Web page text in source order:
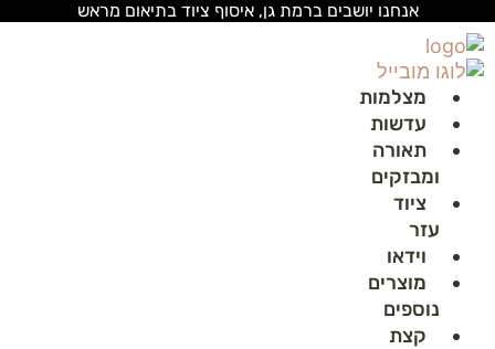
לתוכן
אנחנו יושבים ברמת גן, איסוף ציוד בתיאום מראש
מצלמות
עדשות
תאורה
ומבזקים
ציוד
עזר
וידאו
מוצרים
נוספים
קצת